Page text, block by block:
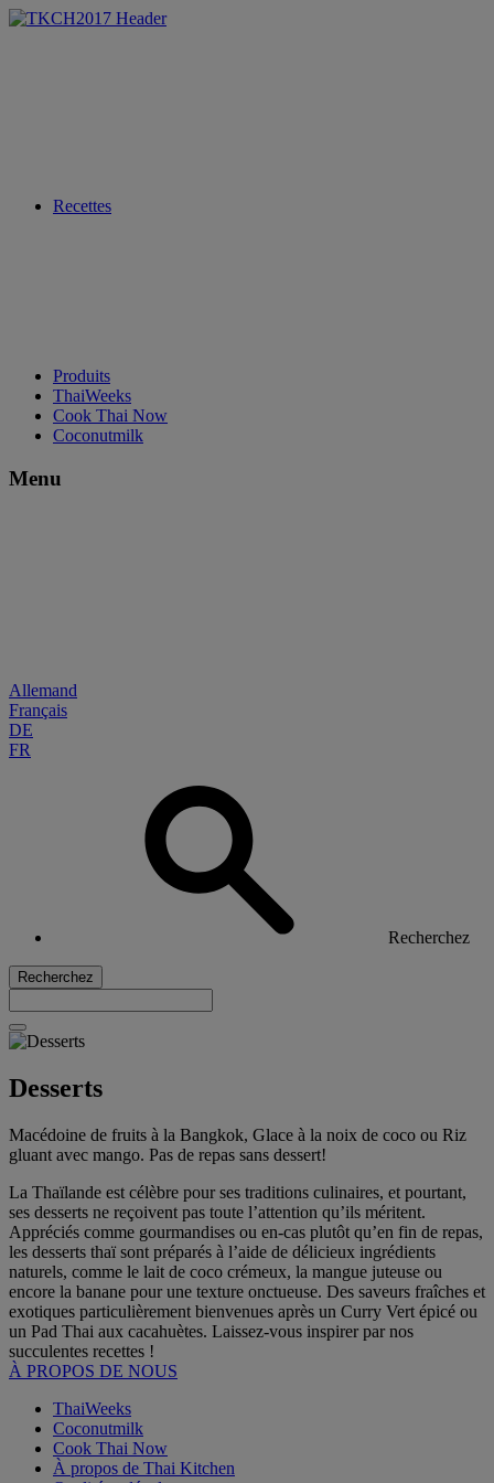
Recettes
Produits
ThaiWeeks
Cook Thai Now
Coconutmilk
Menu
Allemand
Français
DE
FR
Recherchez
Recherchez
Desserts
Macédoine de fruits à la Bangkok, Glace à la noix de coco ou Riz
gluant avec mango. Pas de repas sans dessert!
La Thaïlande est célèbre pour ses traditions culinaires, et pourtant,
ses desserts ne reçoivent pas toute l’attention qu’ils méritent.
Appréciés comme gourmandises ou en-cas plutôt qu’en fin de repas,
les desserts thaï sont préparés à l’aide de délicieux ingrédients
naturels, comme le lait de coco crémeux, la mangue juteuse ou
encore la banane pour une texture onctueuse. Des saveurs fraîches et
exotiques particulièrement bienvenues après un Curry Vert épicé ou
un Pad Thai aux cacahuètes. Laissez-vous inspirer par nos
succulentes recettes !
À PROPOS DE NOUS
ThaiWeeks
Coconutmilk
Cook Thai Now
À propos de Thai Kitchen